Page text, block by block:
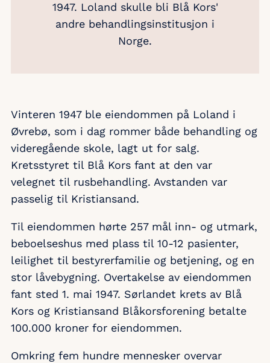
1947. Loland skulle bli Blå Kors'
andre behandlingsinstitusjon i
Norge.
Vinteren 1947 ble eiendommen på Loland i
Øvrebø, som i dag rommer både behandling og
videregående skole, lagt ut for salg.
Kretsstyret til Blå Kors fant at den var
velegnet til rusbehandling. Avstanden var
passelig til Kristiansand.
Til eiendommen hørte 257 mål inn- og utmark,
beboelseshus med plass til 10-12 pasienter,
leilighet til bestyrerfamilie og betjening, og en
stor låvebygning. Overtakelse av eiendommen
fant sted 1. mai 1947. Sørlandet krets av Blå
Kors og Kristiansand Blåkorsforening betalte
100.000 kroner for eiendommen.
Omkring fem hundre mennesker overvar